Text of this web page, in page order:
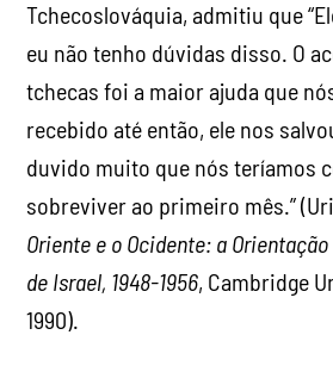
Tchecoslováquia, admitiu que
eu não tenho dúvidas disso. O
tchecas foi a maior ajuda que
recebido até então, ele nos
duvido muito que nós teríamos
sobreviver ao primeiro mês.”
Oriente e o Ocidente: a
de Israel, 1948-1956, Cambridge
1990).